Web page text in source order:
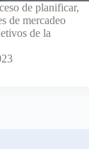
de planificar,
de mercadeo
de la